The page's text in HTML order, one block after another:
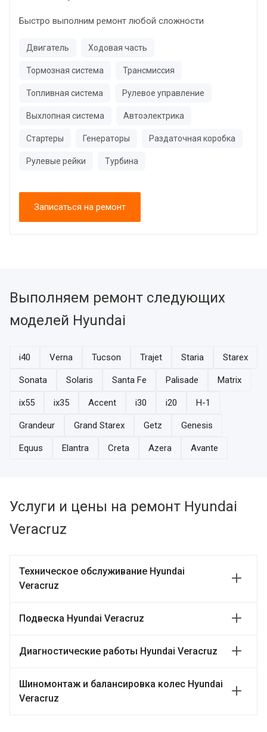
Быстро выполним ремонт любой сложности
Двигатель Ходовая часть
Тормозная система Трансмиссия
Топливная система Рулевое управление
Выхлопная система Автоэлектрика
Стартеры Генераторы Раздаточная коробка
Рулевые рейки Турбина
Записаться на ремонт
Выполняем ремонт следующих
моделей Hyundai
i40 Verna Tucson Trajet Staria Starex
Sonata Solaris Santa Fe Palisade Matrix
ix55 ix35 Accent i30 i20 H-1
Grandeur Grand Starex Getz Genesis
Equus Elantra Creta Azera Avante
Услуги и цены на ремонт Hyundai
Veracruz
Техническое обслуживание Hyundai
Veracruz
Подвеска Hyundai Veracruz
Диагностические работы Hyundai Veracruz
Шиномонтаж и балансировка колес Hyundai
Veracruz